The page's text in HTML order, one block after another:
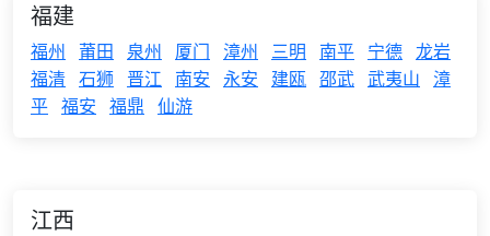
福建
福州 莆田 泉州 厦门 漳州 三明 南平 宁德 龙岩
福清 石狮 晋江 南安 永安 建瓯 邵武 武夷山
漳
平 福安 福鼎 仙游
江西